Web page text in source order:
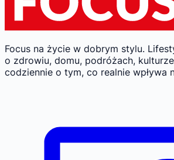
Focus na życie w dobrym stylu.
o zdrowiu, domu, podróżach,
codziennie o tym, co realnie wpływa